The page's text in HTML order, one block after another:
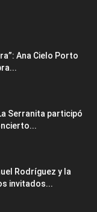
Ana Cielo Porto
Serranita participó
Rodríguez y la
invitados...